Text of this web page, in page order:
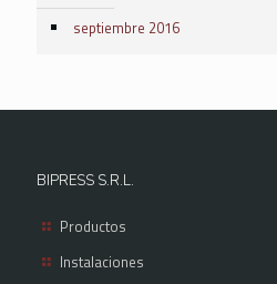
septiembre 2016
BIPRESS S.R.L.
Productos
Instalaciones